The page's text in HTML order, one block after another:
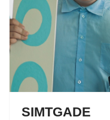
SIMTGADE